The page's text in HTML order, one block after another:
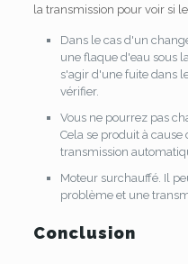
la transmission pour voir si
Dans le cas d'un
une flaque d'eau sous
s'agir d'une fuite dans
vérifier.
Vous ne pourrez pas
Cela se produit à
transmission
Moteur surchauffé. Il
problème et une
Conclusion